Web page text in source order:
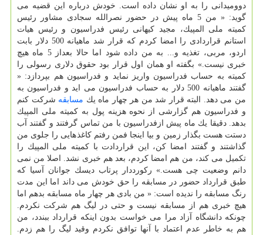
دوومیدانی را به او نشان داده است. خودش درباره این قضیه می
گوید: « من 5 ماه پیش در حضور نصرالله سجادی مشاور رئیس
كمیته ملی المپیك، مجید كیهانی رئیس فدراسیون و رئیس هیات
استانم قراردادی را امضا كردم كه قرار شد ماهیانه 500 دلار بابت
اردو، مربی، تغذیه و... به من داده شود اما حالا بعداز 5 ماه هیچ
خبری نیست.» بگفته او همان اول قرار بود حقوق دلاری رسولی را
كمیته به حساب فدراسیون واریز نماید و فدراسیون هم بپردازد: «
گفتند ماهیانه 500 دلار به حساب فدراسیون می اید و فدراسیون به
من می دهد. البته قرار شد من هر چهار ماه یك مسابقه شركت كنم
و فدراسیون هم گزارشی از نحوه هزینه پول به كمیته ملی المپیك
بدهد. دقیقا یك ماه پیش ازفدراسیون با من تماس گرفتند و گفتند آب
دستت هست بگذار زمین و بیا اینجا فمن رفتم كاغذهایی را جلوی من
گذاشتند و گفتند امضا كن، این قراردادت با كمیته ملی المپیك را
تكمیل می كند، من هم امضا كردم، بعد هم خبری نشد. اصلا من نمی
دانم وضعیت چی هست.» ركورددار پرتاب دیسك جوانان آسیا كه
طبق قرارداد حضور در مسابقه را حق خودش می داند اما این مدت
رنگ مسابقه را ندیده است: « من بادی هر چهار ماه مسابقه بدهم اما
هیچ خبری هم از مسابقه نیست و حتی در لیگ هم شركت نكردم.
چونكه دانشگاه آزاد مرا می خواست بدون اینكه قرارداد ببندد، من
هم به خاطر عدم اعتماد با آنها توافق نكردم وقید لیگ را هم زدم.